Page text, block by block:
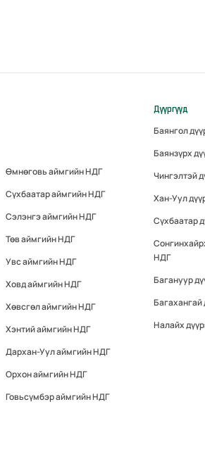
Өмнөговь аймгийн НДГ
Сүхбаатар аймгийн НДГ
Сэлэнгэ аймгийн НДГ
Төв аймгийн НДГ
Увс аймгийн НДГ
Ховд аймгийн НДГ
Хөвсгөл аймгийн НДГ
Хэнтий аймгийн НДГ
Дархан-Уул аймгийн НДГ
Орхон аймгийн НДГ
Говьсүмбэр аймгийн НДГ
Дүүргүүд
Баянгол
Баянзүрх
Чингэлтэй
Хан-Уул
Сүхбаатар
НДГ
Багануур
Багахангай
Налайх